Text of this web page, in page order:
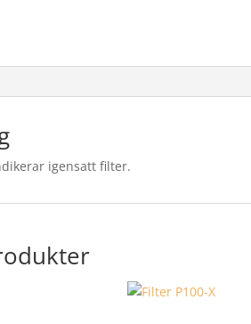
igensatt filter.